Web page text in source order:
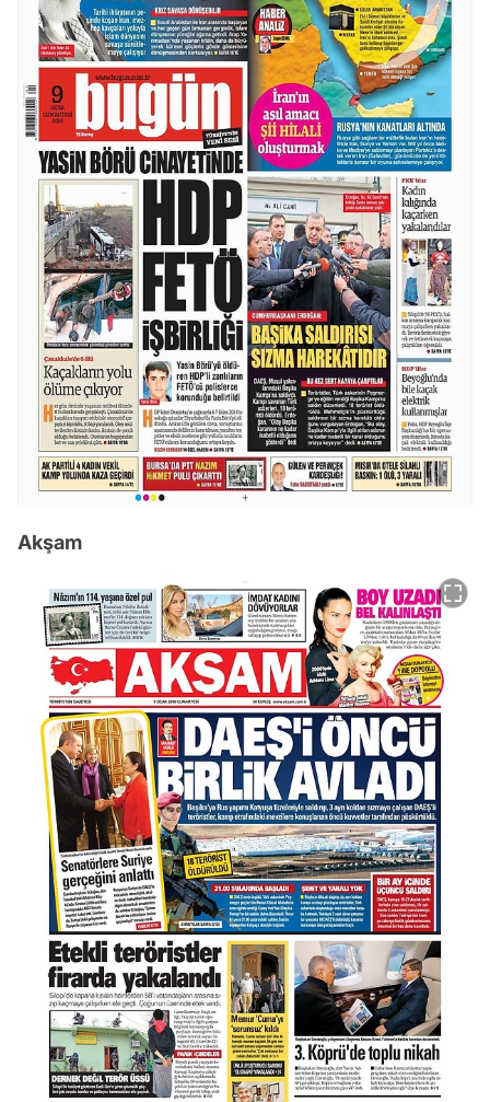
Akşam